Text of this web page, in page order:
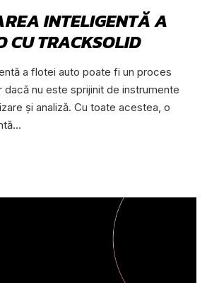
INTELIGENTĂ A
CU TRACKSOLID
a flotei auto poate fi un proces
nu este sprijinit de instrumente
și analiză. Cu toate acestea, o